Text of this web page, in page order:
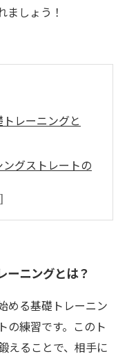
ましょう！
レーニングと
グストレートの
ングストレート
ボクシングスト
ーニングとは？
める基礎トレーニン
の練習です。このト
えることで、相手に